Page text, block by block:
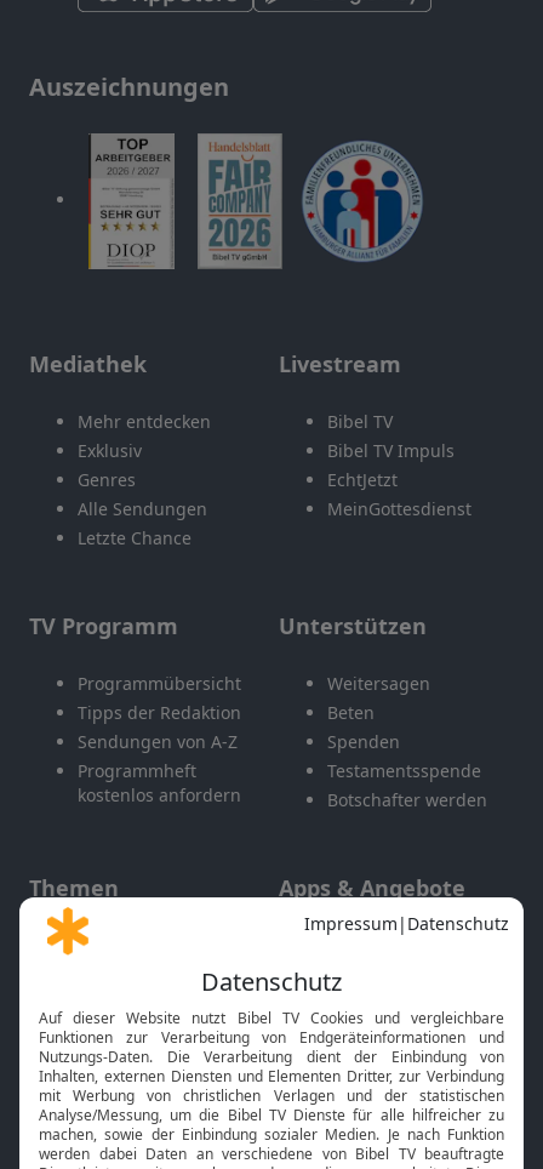
Auszeichnungen
Mediathek
Mehr entdecken
Exklusiv
Genres
Alle Sendungen
Letzte Chance
Livestream
Bibel TV
Bibel TV Impuls
EchtJetzt
MeinGottesdienst
TV Programm
Programmübersicht
Tipps der Redaktion
Sendungen von A-Z
Programmheft
kostenlos anfordern
Unterstützen
Weitersagen
Beten
Spenden
Testamentsspende
Botschafter werden
Themen
Gott und Bibel erklärt
Neuigkeiten
Apps & Angebote
Mobile App
Smart TV
HbbTV
Bibelthek Online-Bibel
Nächster Gottesdienst